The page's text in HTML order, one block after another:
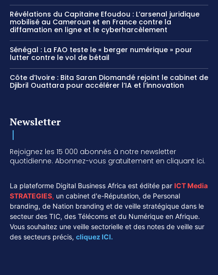
Révélations du Capitaine Efoudou : L’arsenal juridique
mobilisé au Cameroun et en France contre la
diffamation en ligne et le cyberharcèlement
Sénégal : La FAO teste le « berger numérique » pour
lutter contre le vol de bétail
Côte d’Ivoire : Bita Saran Diomandé rejoint le cabinet de
Djibril Ouattara pour accélérer l’IA et l’innovation
Newsletter
Rejoignez les 15 000 abonnés à notre newsletter
quotidienne. Abonnez-vous gratuitement en cliquant ici.
La plateforme Digital Business Africa est éditée par ICT Media
STRATEGIES, un cabinet d'e-Réputation, de Personal
branding, de Nation branding et de veille stratégique dans le
secteur des TIC, des Télécoms et du Numérique en Afrique.
Vous souhaitez une veille sectorielle et des notes de veille sur
des secteurs précis, cliquez ICI.